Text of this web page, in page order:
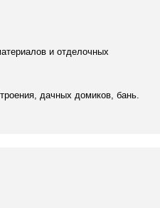
и отделочных
дачных домиков, бань.